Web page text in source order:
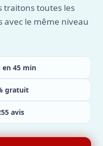
traitons toutes les
avec le même niveau
45 min
gratuit
avis